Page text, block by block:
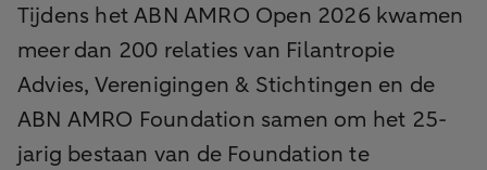
Tijdens het ABN AMRO Open 2026 kwamen
meer dan 200 relaties van Filantropie
Advies, Verenigingen & Stichtingen en de
ABN AMRO Foundation samen om het 25-
jarig bestaan van de Foundation te